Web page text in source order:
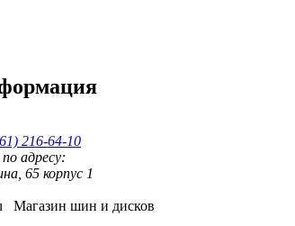
216-64-10
адресу:
65 корпус 1
Магазин шин и дисков